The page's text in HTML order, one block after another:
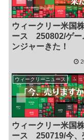
ウィークリー米国
ース 250802/ゲー
ンジャーきた！
ウィークリーニュース
ウィークリー米国
ース 250719/今、